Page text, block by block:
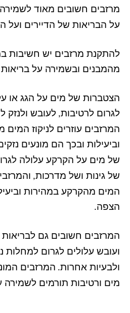
מרזבים חשובים מאוד
על הבריאות של הדיירים ועל
להתקנת מרזבים יש חשיבות
מהמבנים ובשמירה על בריאות
הצטברות של מים על הגג או
לגרום לרטיבות, לעובש ולנזק
המרזבים עוזרים לניקוז
וביעילות ובכך הם מונעים
של מים על הקרקע עלולה
של גינות ושל מדרכות,
המים מהקרקע במהירות
הצפה.
המרזבים חשובים גם לבריאות
ועובש עלולים לגרום למחלות
ולבעיות אחרות. המרזבים
מים ורטיבות תורמים לשמירה